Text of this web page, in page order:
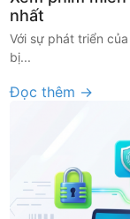
nhất
Với sự phát triển
bị...
Đọc thêm →